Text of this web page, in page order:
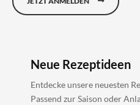
Neue Rezeptideen
Entdecke unsere neuesten
Passend zur Saison oder